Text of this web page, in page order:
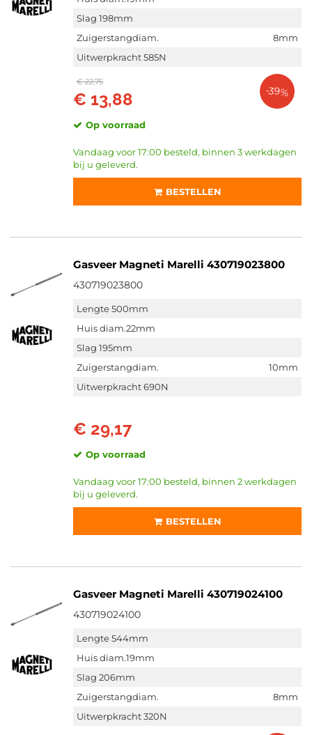
Slag 198mm
Zuigerstangdiam.
8mm
Uitwerpkracht 585N
€ 22,75
€ 13,88 -39%
Op voorraad
Vandaag voor 17:00 besteld, binnen 3 werkdagen
bij u geleverd.
BESTELLEN
Gasveer Magneti Marelli 430719023800
430719023800
Lengte 500mm
Huis diam.22mm
Slag 195mm
Zuigerstangdiam.
10mm
Uitwerpkracht 690N
€ 29,17
Op voorraad
Vandaag voor 17:00 besteld, binnen 2 werkdagen
bij u geleverd.
BESTELLEN
Gasveer Magneti Marelli 430719024100
430719024100
Lengte 544mm
Huis diam.19mm
Slag 206mm
Zuigerstangdiam.
8mm
Uitwerpkracht 320N